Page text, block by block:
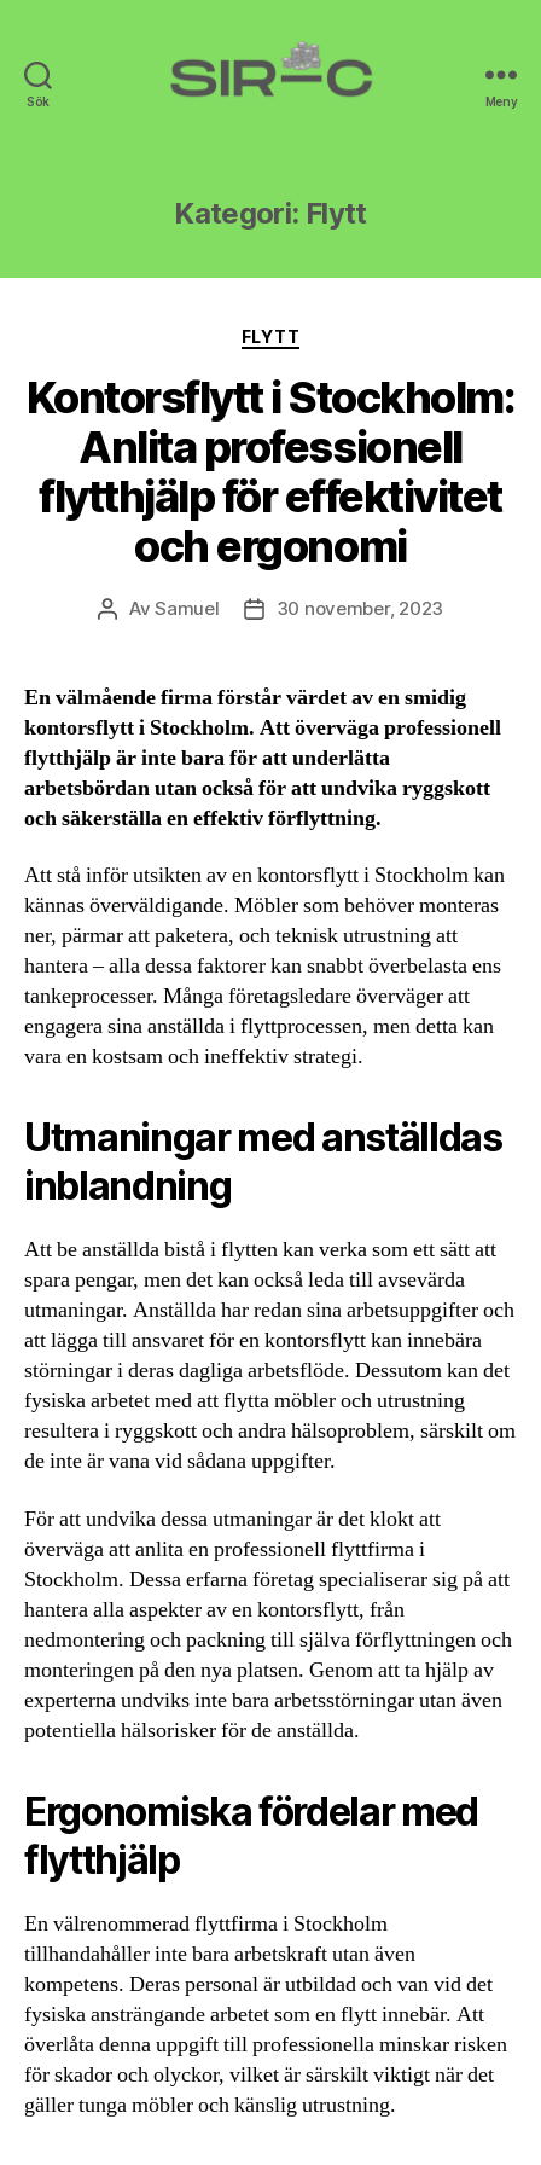
Sök Meny
Kategori: Flytt
Kategorier
FLYTT
Kontorsflytt i Stockholm:
Anlita professionell
flytthjälp för effektivitet
och ergonomi
Inläggsförfattare
AvSamuel Inläggsdatum
30 november, 2023
En välmående firma förstår värdet av en smidig
kontorsflytt i Stockholm. Att överväga professionell
flytthjälp är inte bara för att underlätta
arbetsbördan utan också för att undvika ryggskott
och säkerställa en effektiv förflyttning.
Att stå inför utsikten av en kontorsflytt i Stockholm kan
kännas överväldigande. Möbler som behöver monteras
ner, pärmar att paketera, och teknisk utrustning att
hantera – alla dessa faktorer kan snabbt överbelasta ens
tankeprocesser. Många företagsledare överväger att
engagera sina anställda i flyttprocessen, men detta kan
vara en kostsam och ineffektiv strategi.
Utmaningar med anställdas
inblandning
Att be anställda bistå i flytten kan verka som ett sätt att
spara pengar, men det kan också leda till avsevärda
utmaningar. Anställda har redan sina arbetsuppgifter och
att lägga till ansvaret för en kontorsflytt kan innebära
störningar i deras dagliga arbetsflöde. Dessutom kan det
fysiska arbetet med att flytta möbler och utrustning
resultera i ryggskott och andra hälsoproblem, särskilt om
de inte är vana vid sådana uppgifter.
För att undvika dessa utmaningar är det klokt att
överväga att anlita en professionell flyttfirma i
Stockholm. Dessa erfarna företag specialiserar sig på att
hantera alla aspekter av en kontorsflytt, från
nedmontering och packning till själva förflyttningen och
monteringen på den nya platsen. Genom att ta hjälp av
experterna undviks inte bara arbetsstörningar utan även
potentiella hälsorisker för de anställda.
Ergonomiska fördelar med
flytthjälp
En välrenommerad flyttfirma i Stockholm
tillhandahåller inte bara arbetskraft utan även
kompetens. Deras personal är utbildad och van vid det
fysiska ansträngande arbetet som en flytt innebär. Att
överlåta denna uppgift till professionella minskar risken
för skador och olyckor, vilket är särskilt viktigt när det
gäller tunga möbler och känslig utrustning.